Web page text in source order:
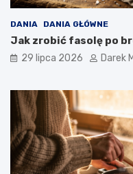
DANIA DANIA GŁÓWNE
Jak zrobić fasolę po
29 lipca 2026 Darek